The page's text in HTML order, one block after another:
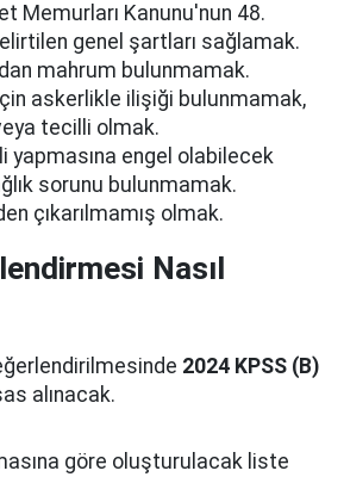
Memurları Kanunu'nun 48.
genel şartları sağlamak.
mahrum bulunmamak.
askerlikle ilişiği bulunmamak,
tecilli olmak.
yapmasına engel olabilecek
sorunu bulunmamak.
çıkarılmamış olmak.
Nasıl
2024 KPSS (B)
alınacak.
göre oluşturulacak liste